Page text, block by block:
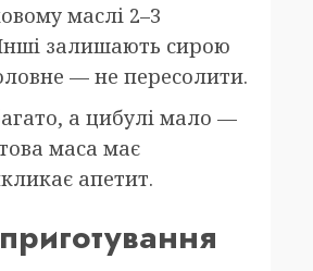
маслі 2–3
залишають сирою
— не пересолити.
а цибулі мало —
маса має
апетит.